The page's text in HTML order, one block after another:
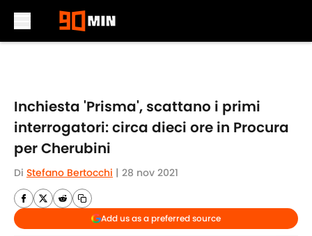
Inchiesta 'Prisma', scattano i primi
interrogatori: circa dieci ore in Procura
per Cherubini
Di Stefano Bertocchi | 28 nov 2021
Add us as a preferred source